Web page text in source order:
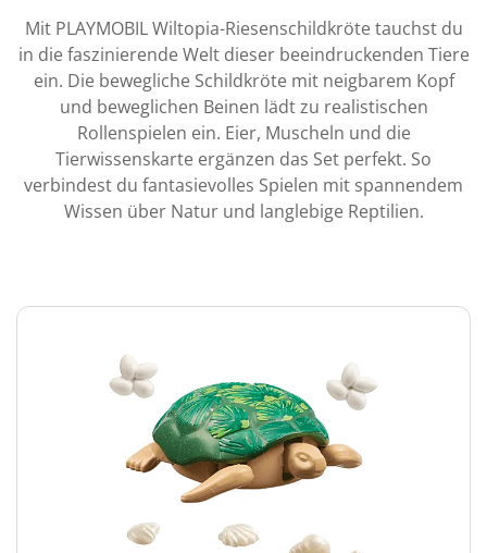
Mit PLAYMOBIL Wiltopia-Riesenschildkröte tauchst du
in die faszinierende Welt dieser beeindruckenden Tiere
ein. Die bewegliche Schildkröte mit neigbarem Kopf
und beweglichen Beinen lädt zu realistischen
Rollenspielen ein. Eier, Muscheln und die
Tierwissenskarte ergänzen das Set perfekt. So
verbindest du fantasievolles Spielen mit spannendem
Wissen über Natur und langlebige Reptilien.